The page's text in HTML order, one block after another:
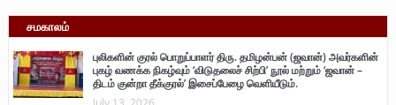
சமகாலம்
புலிகளின் குரல் பொறுப்பாளர் திரு. தமிழன்பன் (ஜவான்) அவர்களின்
புகழ் வணக்க நிகழ்வும் ‘விடுதலைச் சிற்பி’ நூல் மற்றும் ‘ஜவான் –
திடம் குன்றா தீக்குரல்’ இசைப்பேழை வெளியீடும்.